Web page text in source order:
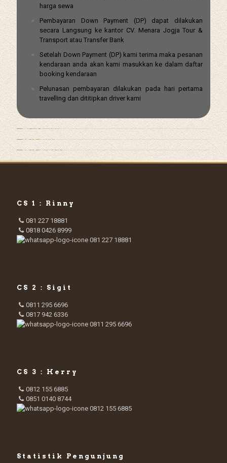
harga sewa
Pembayaran Down Payment (DP) dapat dilakukan
secara Langsung ke kantor CV. Menara Jogja Tour &
Transport atau Transfer Bank
Setelah Down Payment (DP) kami terima maka pesanan
kendaraan anda akan kami masukkan ke dalam daftar
booking kendaraan
Pelunasan pembayaran dilakukan pada hari pertama
travelling dan dititipkan driver kami
CS 1 : Rinny
081 227 18881
0818 0426 8999
081 227 18881
CS 2 : Sigit
0811 295 6696
0817 942 6336
0811 295 6696
CS 3 : Herry
0812 155 6885
0851 0140 8744
0812 155 6885
Statistik Pengunjung